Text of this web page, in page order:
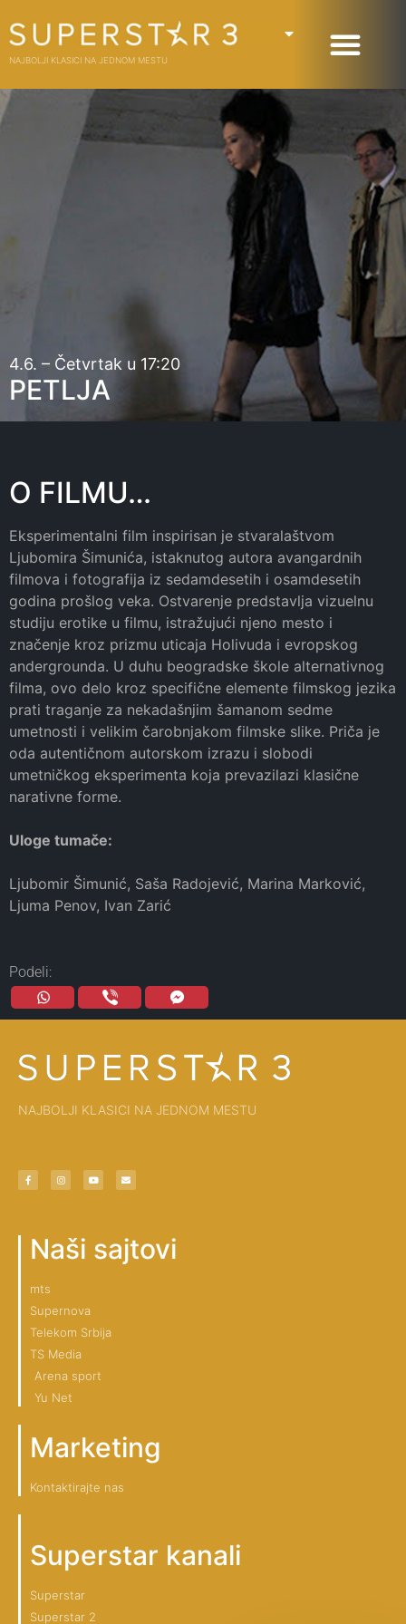
NAJBOLJI KLASICI NA JEDNOM MESTU
4.6. – Četvrtak u 17:20
PETLJA
O FILMU…
Eksperimentalni film inspirisan je stvaralaštvom
Ljubomira Šimunića, istaknutog autora avangardnih
filmova i fotografija iz sedamdesetih i osamdesetih
godina prošlog veka. Ostvarenje predstavlja vizuelnu
studiju erotike u filmu, istražujući njeno mesto i
značenje kroz prizmu uticaja Holivuda i evropskog
andergrounda. U duhu beogradske škole alternativnog
filma, ovo delo kroz specifične elemente filmskog jezika
prati traganje za nekadašnjim šamanom sedme
umetnosti i velikim čarobnjakom filmske slike. Priča je
oda autentičnom autorskom izrazu i slobodi
umetničkog eksperimenta koja prevazilazi klasične
narativne forme.
Uloge tumače:
Ljubomir Šimunić, Saša Radojević, Marina Marković,
Ljuma Penov, Ivan Zarić
Podeli:
NAJBOLJI KLASICI NA JEDNOM MESTU
Naši sajtovi
mts
Supernova
Telekom Srbija
TS Media
Arena sport
Yu Net
Marketing
Kontaktirajte nas
Superstar kanali
Superstar
Superstar 2